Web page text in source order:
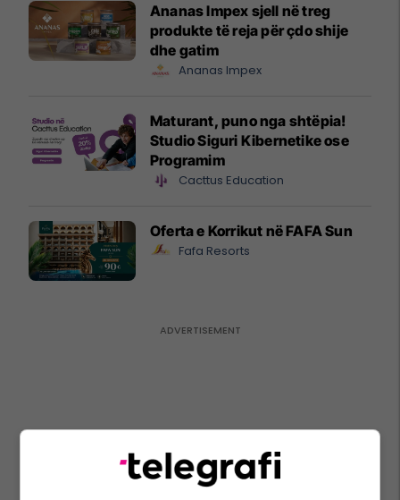
Ananas Impex sjell në treg
produkte të reja për çdo shije
dhe gatim
Ananas Impex
Maturant, puno nga shtëpia!
Studio Siguri Kibernetike ose
Programim
Cacttus Education
Oferta e Korrikut në FAFA Sun
Fafa Resorts